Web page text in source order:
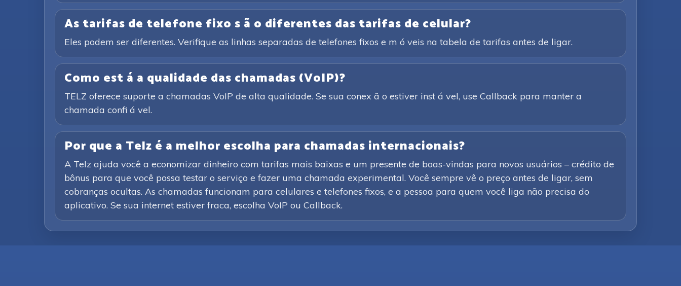
As tarifas de telefone fixo s ã o diferentes das tarifas de celular?
Eles podem ser diferentes. Verifique as linhas separadas de telefones fixos e m ó veis na tabela de tarifas antes de ligar.
Como est á a qualidade das chamadas (VoIP)?
TELZ oferece suporte a chamadas VoIP de alta qualidade. Se sua conex ã o estiver inst á vel, use Callback para manter a
chamada confi á vel.
Por que a Telz é a melhor escolha para chamadas internacionais?
A Telz ajuda você a economizar dinheiro com tarifas mais baixas e um presente de boas-vindas para novos usuários – crédito de
bônus para que você possa testar o serviço e fazer uma chamada experimental. Você sempre vê o preço antes de ligar, sem
cobranças ocultas. As chamadas funcionam para celulares e telefones fixos, e a pessoa para quem você liga não precisa do
aplicativo. Se sua internet estiver fraca, escolha VoIP ou Callback.